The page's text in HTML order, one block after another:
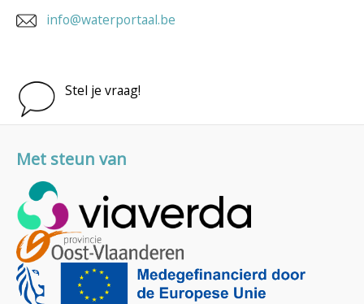
info@waterportaal.be
Stel je vraag!
Met steun van